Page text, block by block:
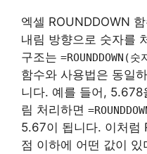
엑셀 ROUNDDOWN
내림 방향으로 숫자를
구조는 =ROUNDDOWN(
함수와 사용법은 동일
니다. 예를 들어, 5.678
림 처리하면
5.67이 됩니다. 이처럼
점 이하에 어떤 값이